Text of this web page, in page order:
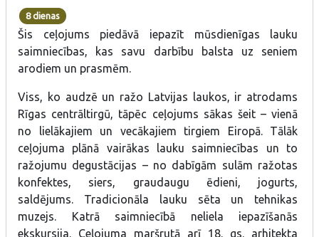
8 dienas
Šis ceļojums piedāvā iepazīt mūsdienīgas lauku
saimniecības, kas savu darbību balsta uz seniem
arodiem un prasmēm.
Viss, ko audzē un ražo Latvijas laukos, ir atrodams
Rīgas centrāltirgū, tāpēc ceļojums sākas šeit – vienā
no lielākajiem un vecākajiem tirgiem Eiropā. Tālāk
ceļojuma plānā vairākas lauku saimniecības un to
ražojumu degustācijas – no dabīgām sulām ražotas
konfektes, siers, graudaugu ēdieni, jogurts,
saldējums. Tradicionāla lauku sēta un tehnikas
muzejs. Katrā saimniecībā neliela iepazīšanās
ekskursija. Ceļojuma maršrutā arī 18. gs. arhitekta